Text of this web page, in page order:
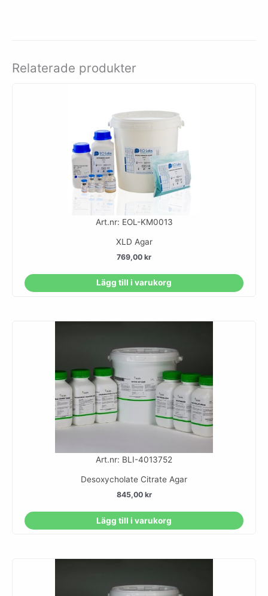
Relaterade produkter
Art.nr: EOL-KM0013
XLD Agar
769,00 kr
Lägg till i varukorg
Art.nr: BLI-4013752
Desoxycholate Citrate Agar
845,00 kr
Lägg till i varukorg